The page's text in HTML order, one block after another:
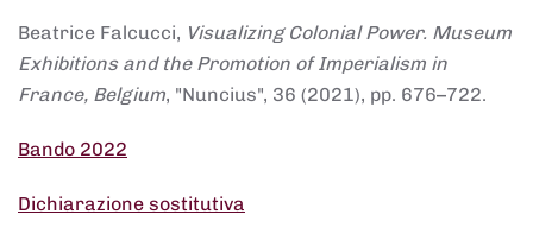
Beatrice Falcucci, Visualizing Colonial Power. Museum
Exhibitions and the Promotion of Imperialism in
France, Belgium, "Nuncius", 36 (2021), pp. 676–722.
Bando 2022
Dichiarazione sostitutiva